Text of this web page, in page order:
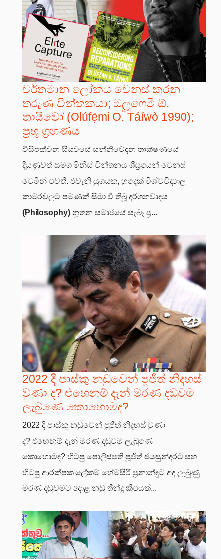
වර්තමාන ලෝකය වෙනස් කරන
තරුණ චින්තකයා; ඔලූෆෙමි ඕ.
තායිවෝ (Olúfẹ́mi O. Táíwò 1990);
ප්‍රභූ ග්‍රහණය
විසිඑක්වන සියවසේ සන්නිවේදන තාක්ෂණයේ
දියුණුවත් සමග මිනිස් චින්තනය ශීඝ්‍රයෙන් වෙනස්
වෙමින් පවතී. එවැනි යුගයක, හුදෙක් විශ්වවිද්‍යාල
කාමරවලට පමණක් සීමා වී තිබූ දර්ශනවාදය
(Philosophy) නූතන සමාජයේ සැබෑ ප්‍ර...
2022 දී පාස්කු නඩුවෙන් පූජිත් නිදහස්
වුණා ද? එහෙනම් දැන් මරණ දඬුවම
ලැබුණෙ කොහොමද?
2022 දී පාස්කු නඩුවෙන් පූජිත් නිදහස් වුණා
ද? එහෙනම් දැන් මරණ දඬුවම ලැබුණෙ
කොහොමද? හිටපු පොලිස්පති පූජිත් ජයසුන්දරට සහ
හිටපු ආරක්ෂක ලේකම් හේමසිරි ප්‍රනාන්දුට අද ලැබුණු
මරණ දඬුවමට අදාළ නඩු තීන්දු කීපයක්...